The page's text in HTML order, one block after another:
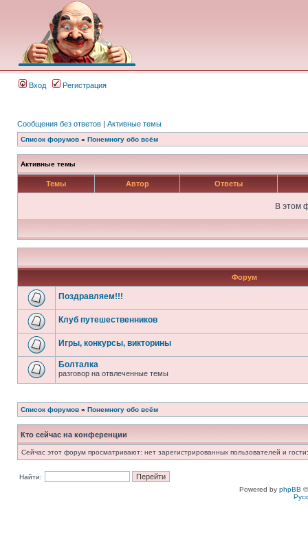
Вход Регистрация
Сообщения без ответов | Активные темы
Список форумов » Понемногу обо всём
Активные темы
Темы Автор Ответы
В этом
Форум
Поздравляем!!!
Клуб путешественников
Игры, конкурсы, викторины
Болталка
разговор на отвлеченные темы
Список форумов » Понемногу обо всём
Кто сейчас на конференции
Сейчас этот форум просматривают: нет зарегистрированных пользователей и
Найти:
Powered by phpBB